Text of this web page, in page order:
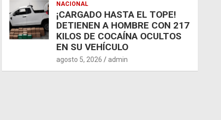
NACIONAL
¡CARGADO HASTA EL TOPE!
DETIENEN A HOMBRE CON 217
KILOS DE COCAÍNA OCULTOS
EN SU VEHÍCULO
agosto 5, 2026 admin